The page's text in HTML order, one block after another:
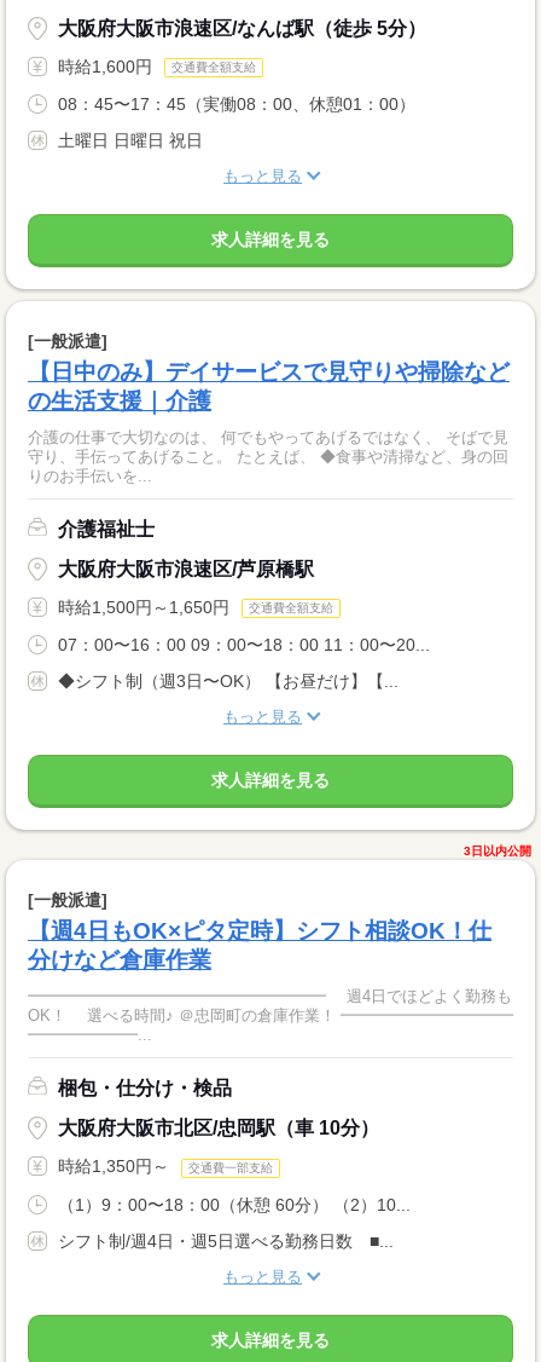
大阪府大阪市浪速区/なんば駅（徒歩 5分）
時給1,600円 交通費全額支給
08：45〜17：45（実働08：00、休憩01：00）
土曜日 日曜日 祝日
もっと見る
求人詳細を見る
[一般派遣]
【日中のみ】デイサービスで見守りや掃除など
の生活支援｜介護
介護の仕事で大切なのは、 何でもやってあげるではなく、 そばで見
守り、手伝ってあげること。 たとえば、 ◆食事や清掃など、身の回
りのお手伝いを...
介護福祉士
大阪府大阪市浪速区/芦原橋駅
時給1,500円～1,650円 交通費全額支給
07：00〜16：00 09：00〜18：00 11：00〜20...
◆シフト制（週3日〜OK） 【お昼だけ】【...
もっと見る
求人詳細を見る
3日以内公開
[一般派遣]
【週4日もOK×ピタ定時】シフト相談OK！仕
分けなど倉庫作業
━━━━━━━━━━━━━━━━━━━ 週4日でほどよく勤務も
OK！ 選べる時間♪ ＠忠岡町の倉庫作業！ ━━━━━━━━━━━
━━━━━━━...
梱包・仕分け・検品
大阪府大阪市北区/忠岡駅（車 10分）
時給1,350円～ 交通費一部支給
（1）9：00〜18：00（休憩 60分） （2）10...
シフト制/週4日・週5日選べる勤務日数 ■...
もっと見る
求人詳細を見る